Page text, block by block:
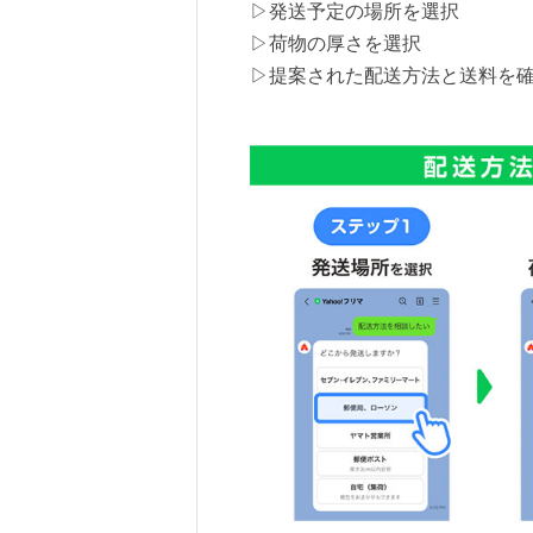
▷発送予定の場所を選択
▷荷物の厚さを選択
▷提案された配送方法と送料を